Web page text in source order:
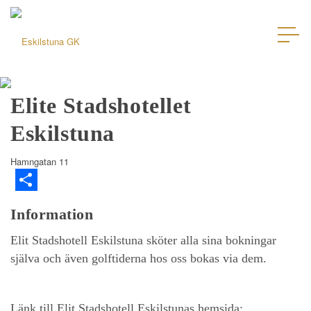
Elite Stadshotellet
Eskilstuna
Hamngatan 11
Information
Elit Stadshotell Eskilstuna sköter alla sina bokningar
själva och även golftiderna hos oss bokas via dem.
Länk till Elit Stadshotell Eskilstunas hemsida: